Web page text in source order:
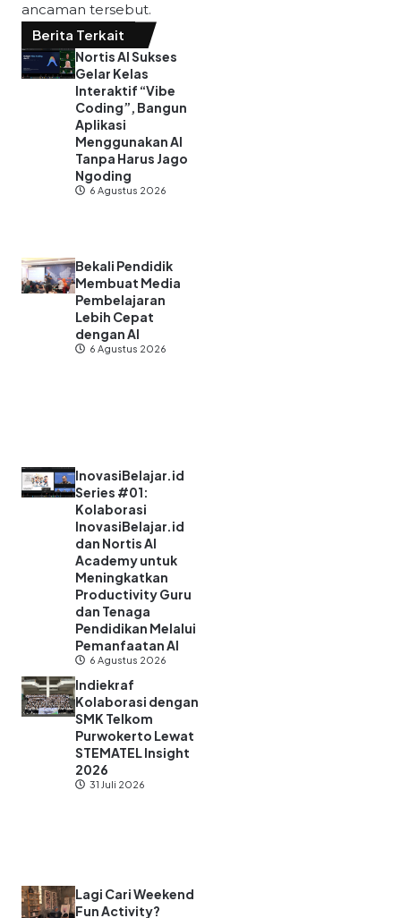
ancaman tersebut.
Berita Terkait
Nortis AI Sukses
Gelar Kelas
Interaktif “Vibe
Coding”, Bangun
Aplikasi
Menggunakan AI
Tanpa Harus Jago
Ngoding
6 Agustus 2026
Bekali Pendidik
Membuat Media
Pembelajaran
Lebih Cepat
dengan AI
6 Agustus 2026
InovasiBelajar.id
Series #01:
Kolaborasi
InovasiBelajar.id
dan Nortis AI
Academy untuk
Meningkatkan
Productivity Guru
dan Tenaga
Pendidikan Melalui
Pemanfaatan AI
6 Agustus 2026
Indiekraf
Kolaborasi dengan
SMK Telkom
Purwokerto Lewat
STEMATEL Insight
2026
31 Juli 2026
Lagi Cari Weekend
Fun Activity?